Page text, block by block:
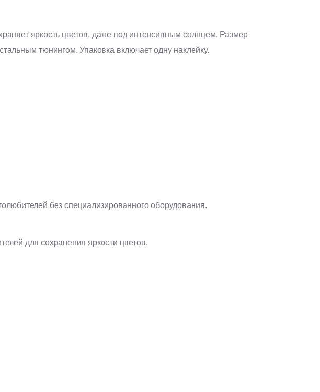
яркость цветов, даже под интенсивным солнцем. Размер
тюнингом. Упаковка включает одну наклейку.
без специализированного оборудования.
для сохранения яркости цветов.